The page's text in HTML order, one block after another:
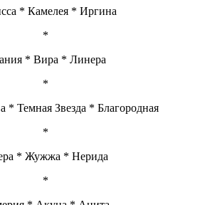
* Камелея * Иргина
*
* Вира * Линера
*
* Темная Звезда * Благородная
*
* Жужжа * Нерида
*